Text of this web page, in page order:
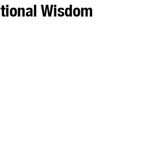
Wisdom